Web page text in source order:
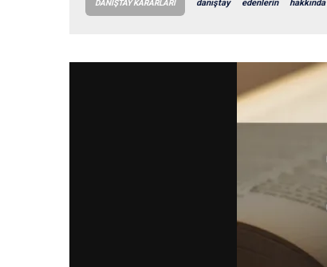
DANIŞTAY KARARLARI danıştay edenlerin hakkında